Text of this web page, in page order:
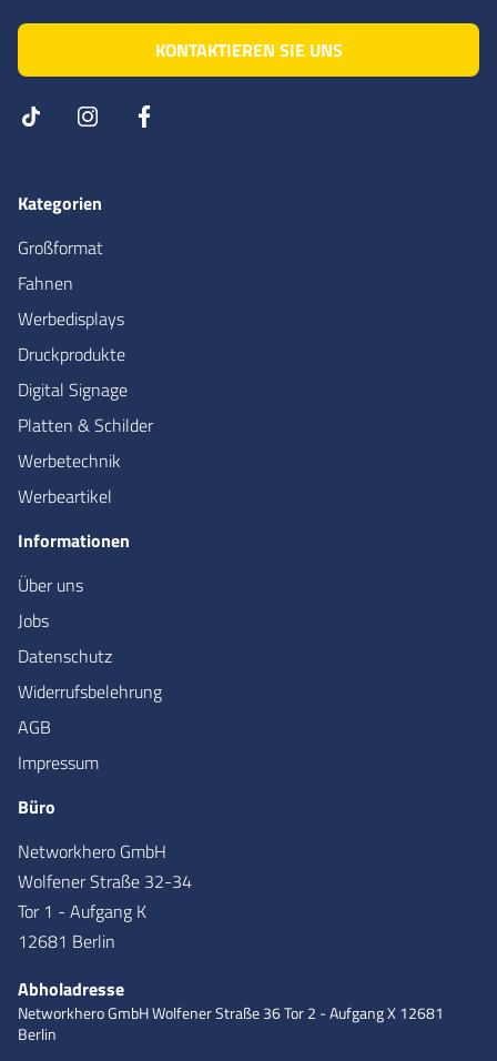
KONTAKTIEREN SIE UNS
Kategorien
Großformat
Fahnen
Werbedisplays
Druckprodukte
Digital Signage
Platten & Schilder
Werbetechnik
Werbeartikel
Informationen
Über uns
Jobs
Datenschutz
Widerrufsbelehrung
AGB
Impressum
Büro
Networkhero GmbH
Wolfener Straße 32-34
Tor 1 - Aufgang K
12681 Berlin
Abholadresse
Networkhero GmbHWolfener Straße 36Tor 2 - Aufgang X12681
Berlin